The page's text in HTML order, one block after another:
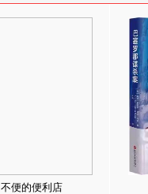
不便的便利店